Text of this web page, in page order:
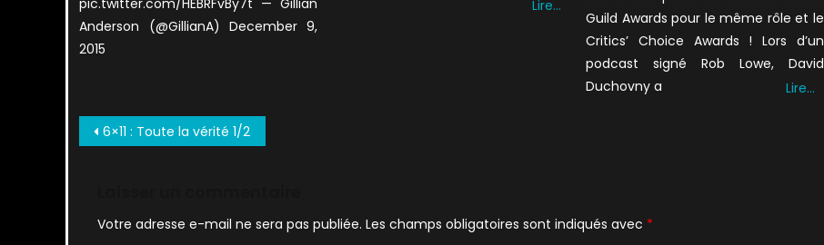
Anderson (@GillianA) December 9,
2015
Lire…
Guild Awards pour le même rôle et le
Critics’ Choice Awards ! Lors d’un
podcast signé Rob Lowe, David
Duchovny a
Lire…
Navigation
6×11 : Toute la vérité 1/2
Votre adresse e-mail ne sera pas publiée. Les champs obligatoires sont indiqués avec *